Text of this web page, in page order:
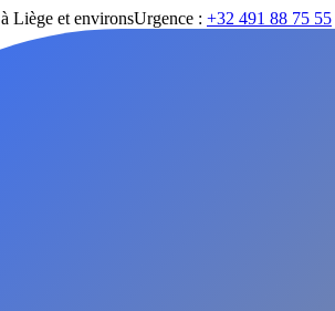
à Liège et environsUrgence : +32 491 88 75 55